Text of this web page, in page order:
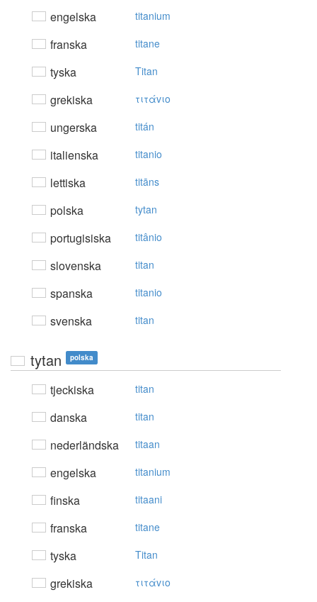
engelska titanium
franska titane
tyska Titan
grekiska τιτάvιo
ungerska titán
italienska titanio
lettiska titāns
polska tytan
portugisiska titânio
slovenska titan
spanska titanio
svenska titan
tytan polska
tjeckiska titan
danska titan
nederländska titaan
engelska titanium
finska titaani
franska titane
tyska Titan
grekiska τιτάvιo